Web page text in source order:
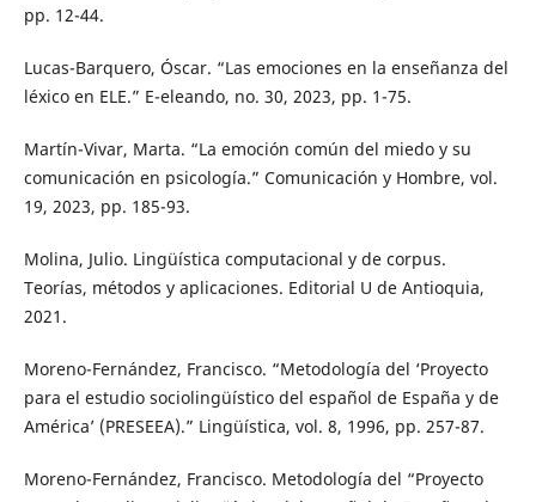
pp. 12-44.
Lucas-Barquero, Óscar. “Las emociones en la enseñanza del
léxico en ELE.” E-eleando, no. 30, 2023, pp. 1-75.
Martín-Vivar, Marta. “La emoción común del miedo y su
comunicación en psicología.” Comunicación y Hombre, vol.
19, 2023, pp. 185-93.
Molina, Julio. Lingüística computacional y de corpus.
Teorías, métodos y aplicaciones. Editorial U de Antioquia,
2021.
Moreno-Fernández, Francisco. “Metodología del ‘Proyecto
para el estudio sociolingüístico del español de España y de
América’ (PRESEEA).” Lingüística, vol. 8, 1996, pp. 257-87.
Moreno-Fernández, Francisco. Metodología del “Proyecto